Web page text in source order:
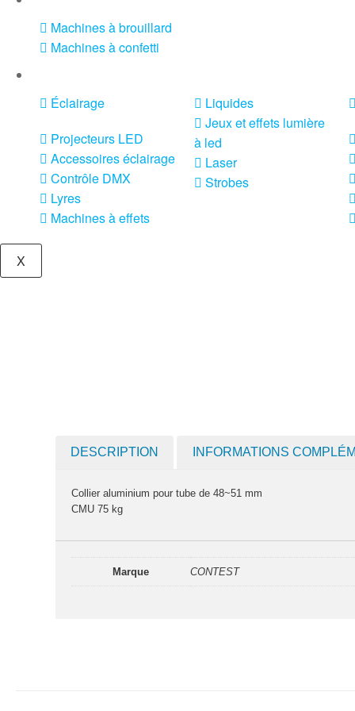
Machines à brouillard
Machines à confetti
Éclairage
Projecteurs LED
Accessoires éclairage
Contrôle DMX
Lyres
Machines à effets
Liquides
Jeux et effets lumière
à led
Laser
Strobes
X
DESCRIPTION INFORMATIONS
Collier aluminium pour tube de 48~51 mm
CMU 75 kg
Marque CONTEST